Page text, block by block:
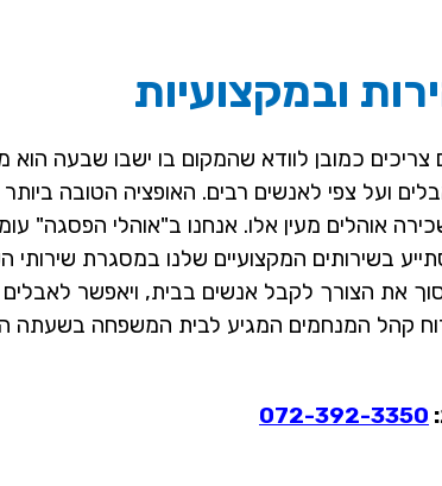
ובמקצועיות
כמובן לוודא שהמקום בו ישבו שבעה הוא
ועל צפי לאנשים רבים. האופציה הטובה ביותר
אוהלים מעין אלו. אנחנו ב"אוהלי הפסגה"
בשירותים המקצועיים שלנו במסגרת שירותי
את הצורך לקבל אנשים בבית, ויאפשר
קהל המנחמים המגיע לבית המשפחה בשעתה
072-392-3350